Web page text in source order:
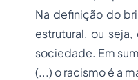
Na definição do
estrutural, ou
sociedade. Em
(...) o racismo é a